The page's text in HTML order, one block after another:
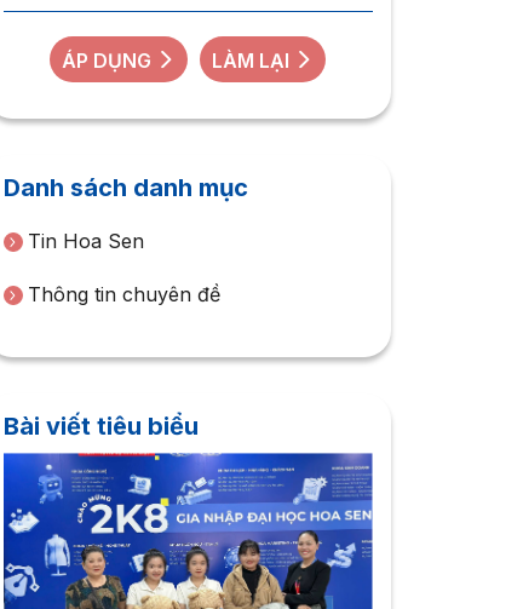
ÁP DỤNG LÀM LẠI
Danh sách danh mục
Tin Hoa Sen
Thông tin chuyên đề
Bài viết tiêu biểu